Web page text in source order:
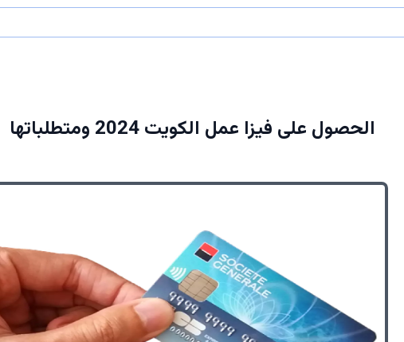
الحصول على فيزا عمل الكويت 2024 ومتطلباتها